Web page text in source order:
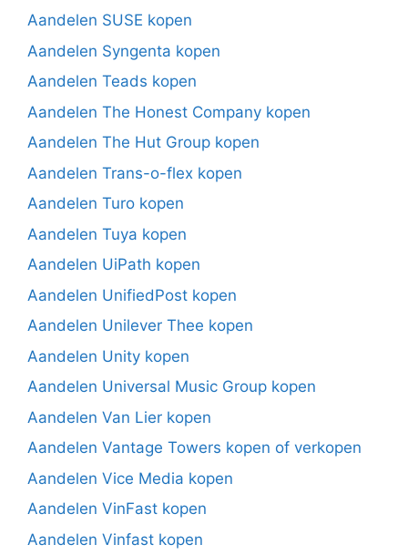
Aandelen SUSE kopen
Aandelen Syngenta kopen
Aandelen Teads kopen
Aandelen The Honest Company kopen
Aandelen The Hut Group kopen
Aandelen Trans-o-flex kopen
Aandelen Turo kopen
Aandelen Tuya kopen
Aandelen UiPath kopen
Aandelen UnifiedPost kopen
Aandelen Unilever Thee kopen
Aandelen Unity kopen
Aandelen Universal Music Group kopen
Aandelen Van Lier kopen
Aandelen Vantage Towers kopen of verkopen
Aandelen Vice Media kopen
Aandelen VinFast kopen
Aandelen Vinfast kopen